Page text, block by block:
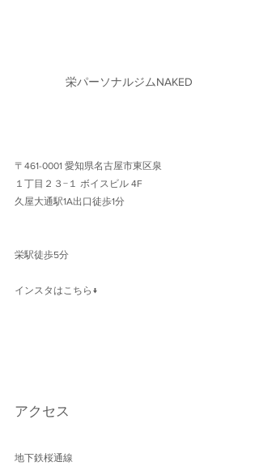
栄パーソナルジムNAKED
〒461-0001 愛知県名古屋市東区泉
１丁目２３−１ ボイスビル 4F
久屋大通駅1A出口徒歩1分
栄駅徒歩5分
インスタはこちら↓
アクセス
地下鉄桜通線